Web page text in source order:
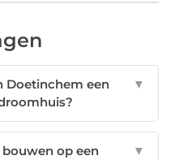
Doetinchem een
▼
op een
▼